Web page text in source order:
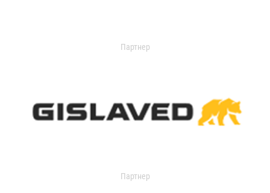
Партнер
Партнер